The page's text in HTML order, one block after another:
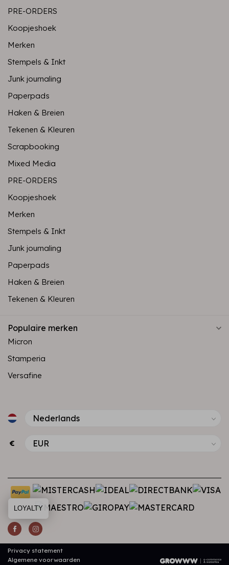
PRE-ORDERS
Koopjeshoek
Merken
Stempels & Inkt
Junk journaling
Paperpads
Haken & Breien
Tekenen & Kleuren
Scrapbooking
Mixed Media
PRE-ORDERS
Koopjeshoek
Merken
Stempels & Inkt
Junk journaling
Paperpads
Haken & Breien
Tekenen & Kleuren
Populaire merken
Micron
Stamperia
Versafine
€
Privacy statement
Algemene voorwaarden
LOYALTY